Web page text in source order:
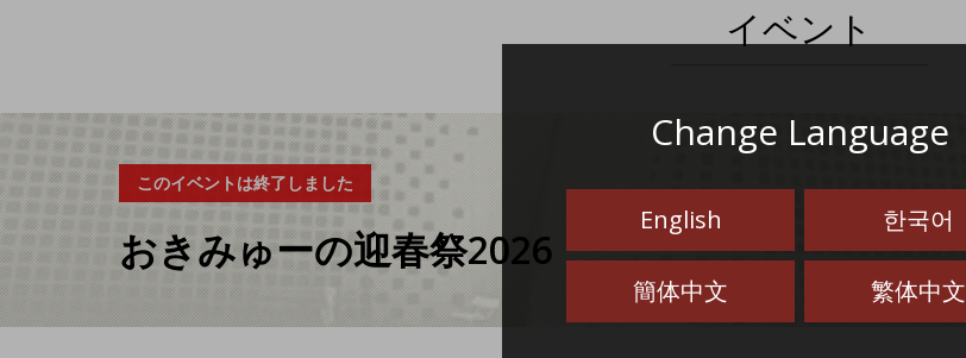
Change Language
English 한국어
簡体中文 繁体中文
イベント
このイベントは終了しました
おきみゅーの迎春祭2026